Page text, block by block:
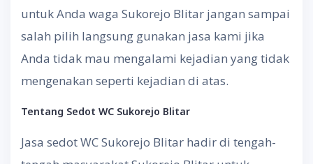
untuk Anda waga Sukorejo Blitar jangan sampai
salah pilih langsung gunakan jasa kami jika
Anda tidak mau mengalami kejadian yang tidak
mengenakan seperti kejadian di atas.
Tentang Sedot WC Sukorejo Blitar
Jasa sedot WC Sukorejo Blitar hadir di tengah-